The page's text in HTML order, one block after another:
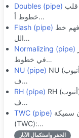
Doubles (pipe)
خطوط أ…
Flash (pipe)
الل…
Normalizing (pipe)
في خطوط…
NU (pipe) NU (أنبوب) في النفط والغاز:
ف…
RH (pipe) RH (أنبوب): خيط اليد اليمنى
ف…
TWC (pipe)
(TWC):…
الحفر واستكمال الآبار